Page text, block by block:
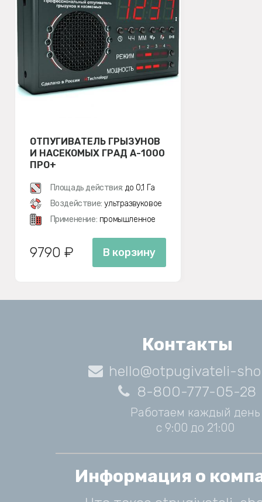
ОТПУГИВАТЕЛЬ ГРЫЗУНОВ
И НАСЕКОМЫХ ГРАД А-1000
ПРО+
Площадь действия: до 0,1 Га
Воздействие: ультразвуковое
Применение: промышленное
9790 ₽ В корзину
Контакты
hello@otpugivateli-
8-800-777-05-28
Работаем каждый день
с 9:00 до 21:00
Информация о